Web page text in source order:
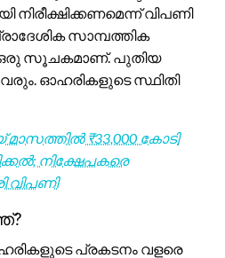
വിപണി
സാമ്പത്തിക
സൂചകമാണ്. പുതിയ
ഓഹരികളുടെ സ്ഥിതി
മാസത്തിൽ ₹33,000 കോടി
നിക്ഷേപകരെ
വിപണി
പ്രകടനം വളരെ